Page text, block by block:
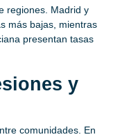
regiones. Madrid y
más bajas, mientras
presentan tasas
y
comunidades. En